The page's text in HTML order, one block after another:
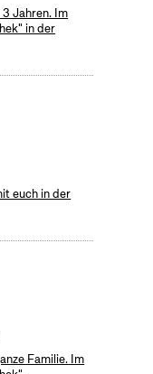
Jahren. Im
in der
euch in der
Familie. Im